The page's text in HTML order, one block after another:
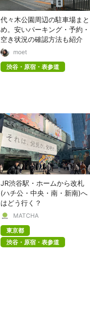
代々木公園周辺の駐車場まと
め。安いパーキング・予約・
空き状況の確認方法も紹介
moet
渋谷・原宿・表参道
JR渋谷駅・ホームから改札
(ハチ公・中央・南・新南)へ
はどう行く？
MATCHA
東京都
渋谷・原宿・表参道